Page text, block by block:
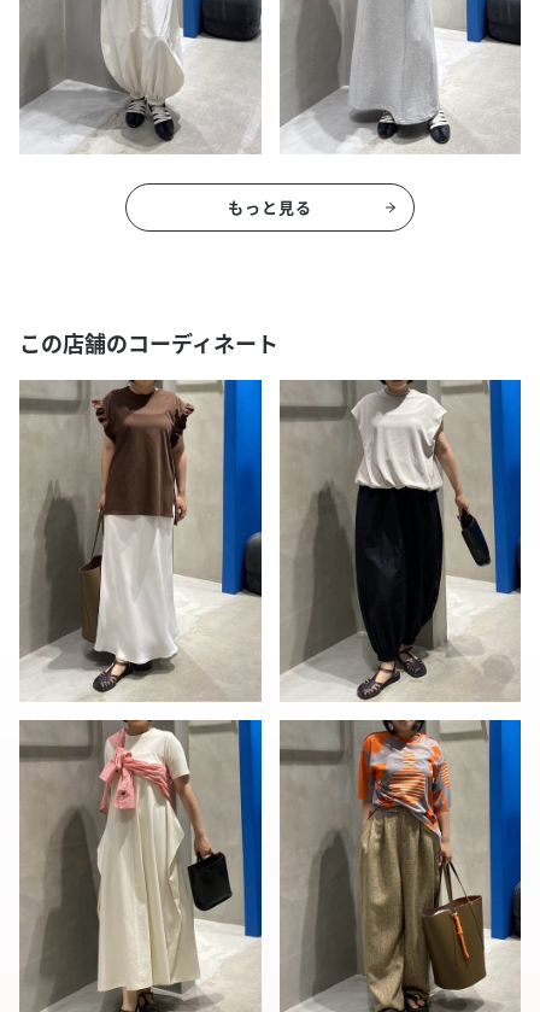
もっと見る
この店舗のコーディネート